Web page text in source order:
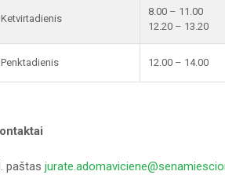
Ketvirtadienis
8.00 – 11.00
12.20 – 13.20
Penktadienis 12.00 – 14.00
paštas